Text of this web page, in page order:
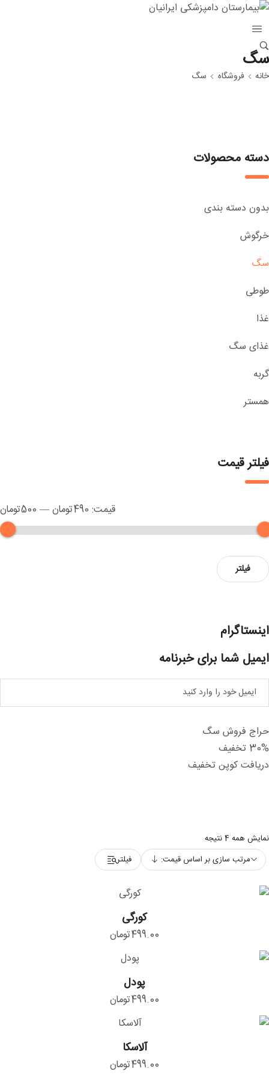
سگ
خانه فروشگاه سگ
دسته محصولات
بدون دسته بندی
خرگوش
سگ
طوطی
غذا
غذای سگ
گربه
همستر
فیلتر قیمت
حداقل
قیمت
حداکثر
قیمت
فیلتر
قیمت: 490تومان — 500تومان
اینستاگرام
ایمیل شما برای خبرنامه
حراج فروش سگ
30% تخفیف
دریافت کوپن تخفیف
نمایش همه 4 نتیجه
مرتب‌سازی
بر
اساس
مرتب سازی بر اساس قیمت: فیلتر
کورگی
کورگی
499.00تومان
پودل
پودل
499.00تومان
آلاسکا
آلاسکا
499.00تومان